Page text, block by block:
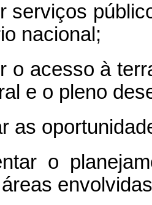
serviços
nacional;
o acesso à
e o pleno
as
o